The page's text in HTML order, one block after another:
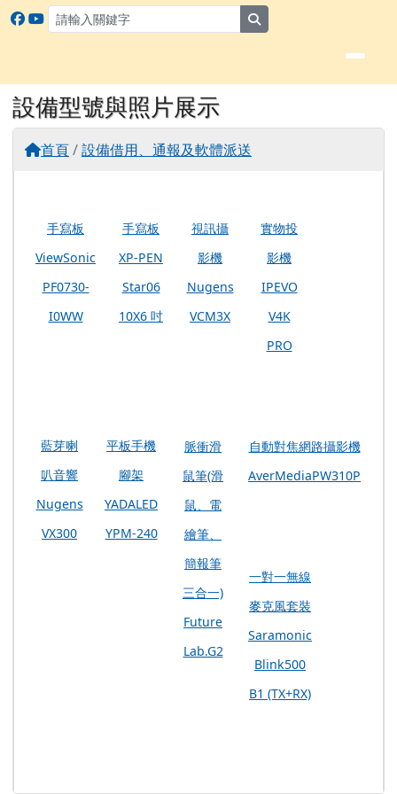
跳至主內容區
嘉義縣數位學習專案辦公室
主內容區域
設備型號與照片展示
設備型號與照片展示
首頁/設備借用、通報及軟體派送
手寫板
ViewSonic
PF0730-
I0WW
手寫板
XP-PEN
Star06
10X6 吋
視訊攝
影機
Nugens
VCM3X
實物投
影機
IPEVO
V4K
PRO
藍芽喇
叭音響
Nugens
VX300
平板手機
腳架
YADALED
YPM-240
脈衝滑
鼠筆(滑
鼠、電
繪筆、
簡報筆
三合一)
Future
Lab.G2
自動對焦網路攝影機
AverMediaPW310P
一對一無線
麥克風套裝
Saramonic
Blink500
B1 (TX+RX)
頁尾區域